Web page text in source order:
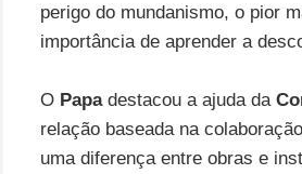
perigo do mundanismo, o pior
importância de aprender a
O Papadestacou a ajuda da
relação baseada na
uma diferença entre obras e